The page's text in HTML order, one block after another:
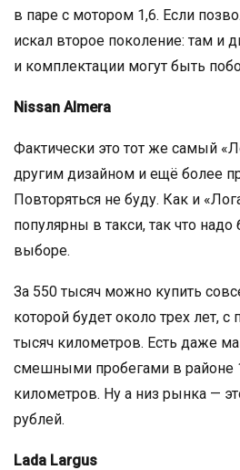
в паре с мотором 1,6. Если
искал второе поколение: там и
и комплектации могут быть
Nissan Almera
Фактически это тот же самый
другим дизайном и ещё более
Повторяться не буду. Как и
популярны в такси, так что
выборе.
За 550 тысяч можно купить
которой будет около трех лет,
тысяч километров. Есть даже
смешными пробегами в районе
километров. Ну а низ рынка —
рублей.
Lada Largus